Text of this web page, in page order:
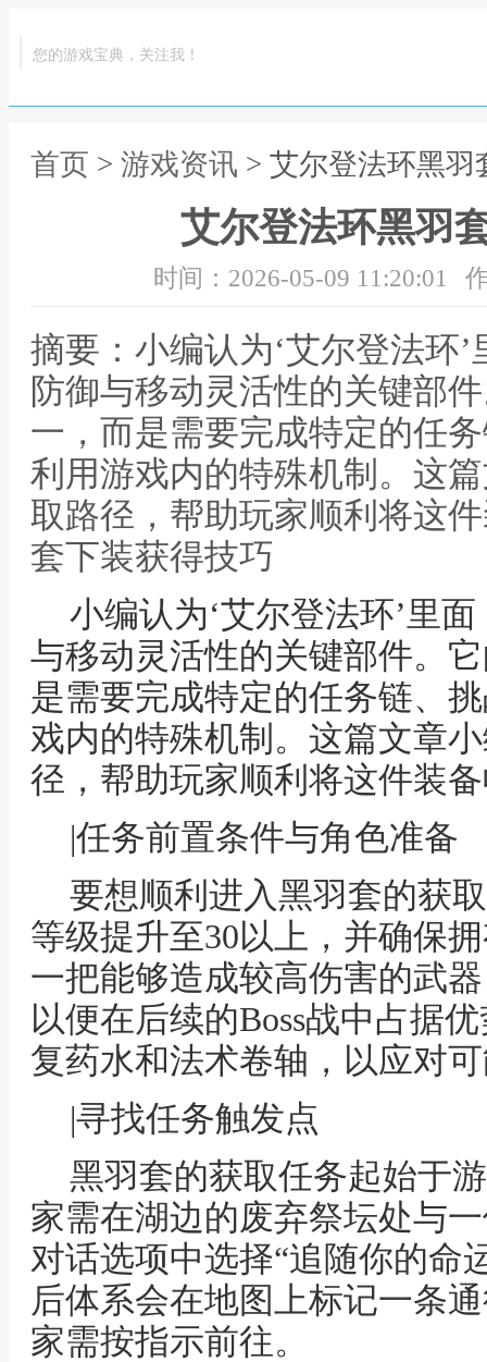
您的游戏宝典，关注我！
首页 > 游戏资讯 > 艾尔登法环黑羽
艾尔登法环黑羽
时间：2026-05-09 11:20:01
摘要：小编认为‘艾尔登法环
防御与移动灵活性的关键部
一，而是需要完成特定的任
利用游戏内的特殊机制。这
取路径，帮助玩家顺利将这
套下装获得技巧
小编认为‘艾尔登法环’里
与移动灵活性的关键部件。
是需要完成特定的任务链、
戏内的特殊机制。这篇文章
径，帮助玩家顺利将这件装
|任务前置条件与角色准备
要想顺利进入黑羽套的获
等级提升至30以上，并确保
一把能够造成较高伤害的武
以便在后续的Boss战中占据
复药水和法术卷轴，以应对
|寻找任务触发点
黑羽套的获取任务起始于
家需在湖边的废弃祭坛处与
对话选项中选择“追随你的命
后体系会在地图上标记一条
家需按指示前往。